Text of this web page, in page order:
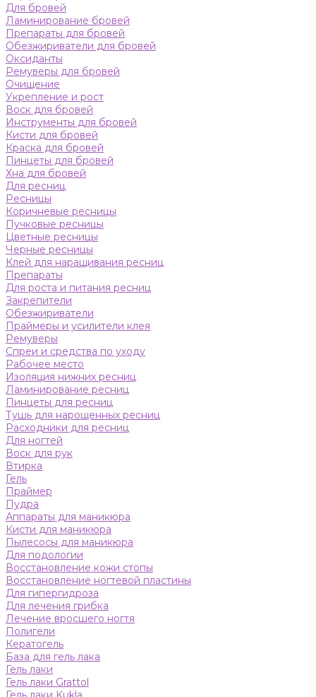
Для бровей
Ламинирование бровей
Препараты для бровей
Обезжириватели для бровей
Оксиданты
Ремуверы для бровей
Очищение
Укрепление и рост
Воск для бровей
Инструменты для бровей
Кисти для бровей
Краска для бровей
Пинцеты для бровей
Хна для бровей
Для ресниц
Ресницы
Коричневые ресницы
Пучковые ресницы
Цветные ресницы
Черные ресницы
Клей для наращивания ресниц
Препараты
Для роста и питания ресниц
Закрепители
Обезжириватели
Праймеры и усилители клея
Ремуверы
Спреи и средства по уходу
Рабочее место
Изоляция нижних ресниц
Ламинирование ресниц
Пинцеты для ресниц
Тушь для нарощенных ресниц
Расходники для ресниц
Для ногтей
Воск для рук
Втирка
Гель
Праймер
Пудра
Аппараты для маникюра
Кисти для маникюра
Пылесосы для маникюра
Для подологии
Восстановление кожи стопы
Восстановление ногтевой пластины
Для гипергидроза
Для лечения грибка
Лечение вросшего ногтя
Полигели
Кератогель
База для гель лака
Гель лаки
Гель лаки Grattol